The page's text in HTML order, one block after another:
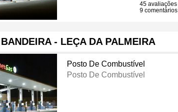
45 avaliações
9 comentários
- LEÇA DA PALMEIRA
Posto De Combustível
Posto De Combustível